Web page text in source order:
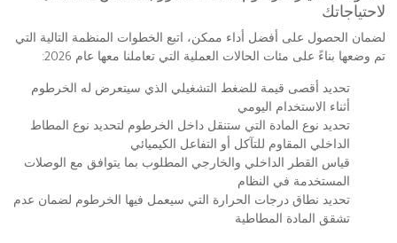
لاحتياجاتك
لضمان الحصول على أفضل أداء ممكن، اتبع الخطوات المنظمة التالية التي
تم وضعها بناءً على مئات الحالات العملية التي تعاملنا معها عام 2026:
تحديد أقصى قيمة للضغط التشغيلي الذي سيتعرض له الخرطوم
أثناء الاستخدام اليومي
تحديد نوع المادة التي ستنقل داخل الخرطوم لتحديد نوع المطاط
الداخلي المقاوم للتآكل أو التفاعل الكيميائي
قياس القطر الداخلي والخارجي المطلوب بما يتوافق مع الوصلات
المستخدمة في النظام
تحديد نطاق درجات الحرارة التي سيعمل فيها الخرطوم لضمان عدم
تشقق المادة المطاطية